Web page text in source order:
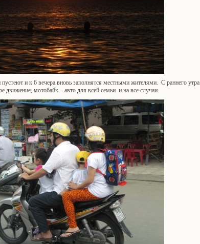
и к 6 вечера вновь заполнятся местными жителями. С раннего
движение, мотобайк – авто для всей семьи и на все случаи.